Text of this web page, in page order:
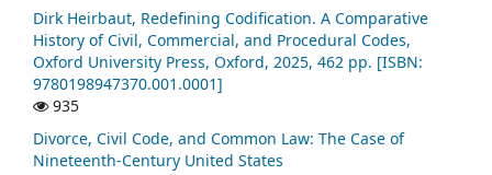
Dirk Heirbaut, Redefining Codification. A Comparative
History of Civil, Commercial, and Procedural Codes,
Oxford University Press, Oxford, 2025, 462 pp. [ISBN:
9780198947370.001.0001]
935
Divorce, Civil Code, and Common Law: The Case of
Nineteenth-Century United States